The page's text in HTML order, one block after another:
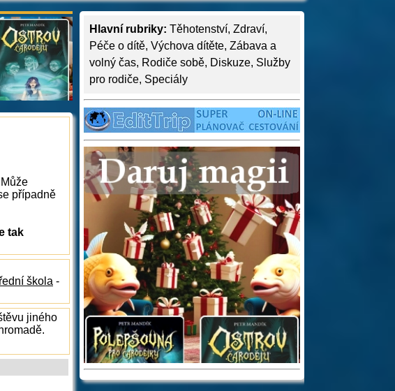
Hlavní rubriky: Těhotenství, Zdraví,
Péče o dítě, Výchova dítěte, Zábava a
volný čas, Rodiče sobě, Diskuze, Služby
pro rodiče, Speciály
případně
tak
škola -
jiného